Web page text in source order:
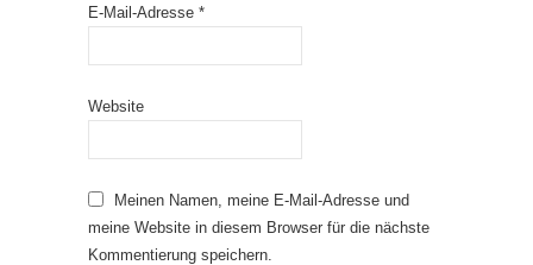
E-Mail-Adresse *
Website
Meinen Namen, meine E-Mail-Adresse und
meine Website in diesem Browser für die nächste
Kommentierung speichern.